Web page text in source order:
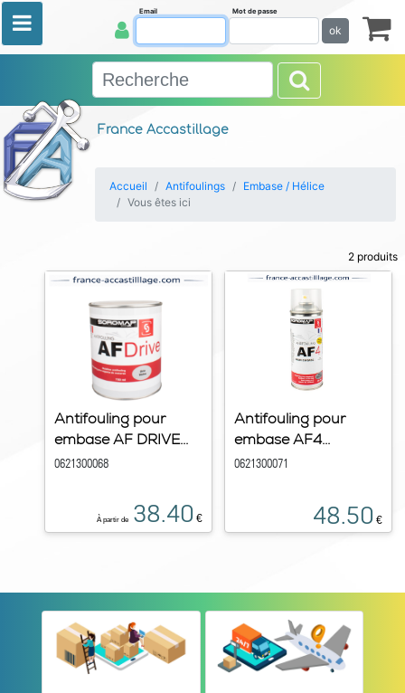
France Accastillage
Email Mot de passe
ok
Accueil Antifoulings
Embase / Hélice
Vous êtes ici
2 produits
Antifouling pour
embase AF DRIVE...
0621300068
À partir de 38.40 €
Antifouling pour
embase AF4...
0621300071
48.50 €